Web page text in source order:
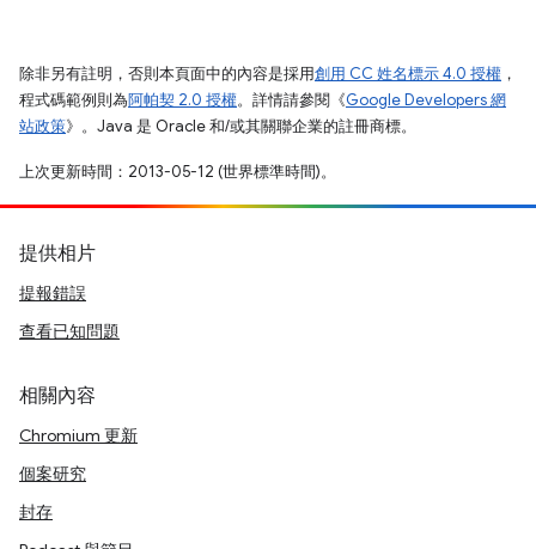
除非另有註明，否則本頁面中的內容是採用創用 CC 姓名標示 4.0 授權 ，
程式碼範例則為阿帕契 2.0 授權。詳情請參閱《Google Developers 網
站政策》。Java 是 Oracle 和/或其關聯企業的註冊商標。
上次更新時間：2013-05-12 (世界標準時間)。
提供相片
提報錯誤
查看已知問題
相關內容
Chromium 更新
個案研究
封存